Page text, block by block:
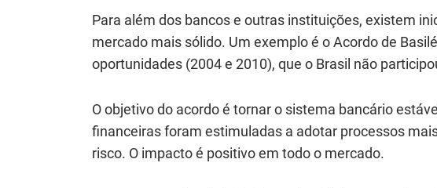
Para além dos bancos e outras instituições, existem
mercado mais sólido. Um exemplo é o Acordo de
oportunidades (2004 e 2010), que o Brasil não
O objetivo do acordo é tornar o sistema bancário
financeiras foram estimuladas a adotar processos
risco. O impacto é positivo em todo o mercado.